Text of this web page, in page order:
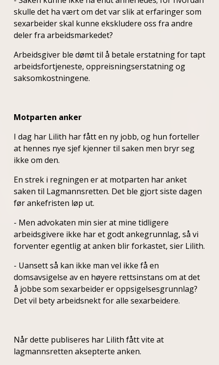
skulle det ha vært om det var slik at erfaringer som
sexarbeider skal kunne ekskludere oss fra andre
deler fra arbeidsmarkedet?
Arbeidsgiver ble dømt til å betale erstatning for tapt
arbeidsfortjeneste, oppreisningserstatning og
saksomkostningene.
Motparten anker
I dag har Lilith har fått en ny jobb, og hun forteller
at hennes nye sjef kjenner til saken men bryr seg
ikke om den.
En strek i regningen er at motparten har anket
saken til Lagmannsretten. Det ble gjort siste dagen
før ankefristen løp ut.
- Men advokaten min sier at mine tidligere
arbeidsgivere ikke har et godt ankegrunnlag, så vi
forventer egentlig at anken blir forkastet, sier Lilith.
- Uansett så kan ikke man vel ikke få en
domsavsigelse av en høyere rettsinstans om at det
å jobbe som sexarbeider er oppsigelsesgrunnlag?
Det vil bety arbeidsnekt for alle sexarbeidere.
Når dette publiseres har Lilith fått vite at
lagmannsretten aksepterte anken.